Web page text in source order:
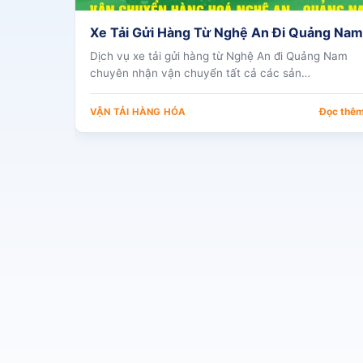
Xe Tải Gửi Hàng Từ Nghệ An Đi Quảng Nam
Dịch vụ xe tải gửi hàng từ Nghệ An đi Quảng Nam
chuyên nhận vận chuyển tất cả các sản…
VẬN TẢI HÀNG HÓA Đọc